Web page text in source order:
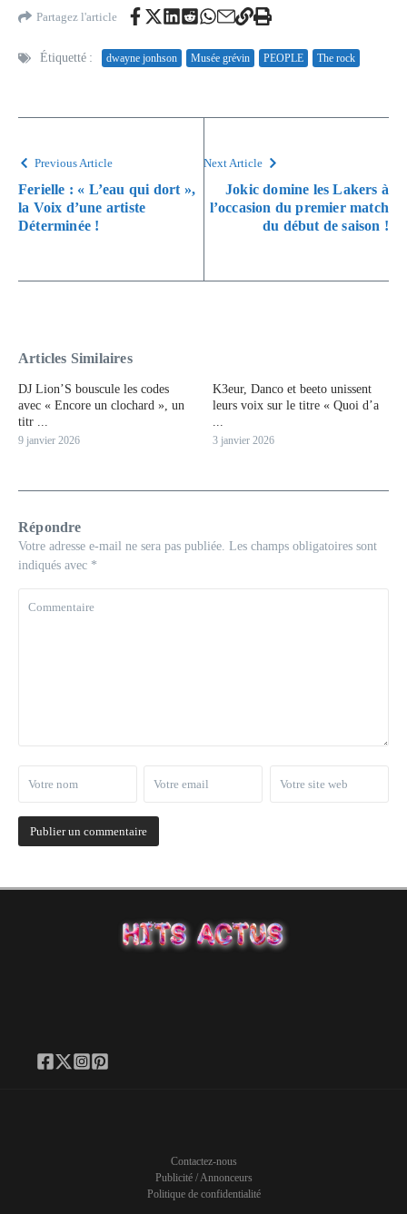
Partagez l'article
Étiquetté : dwayne jonhson Musée grévin PEOPLE The rock
Previous Article
Ferielle : « L’eau qui dort »,
la Voix d’une artiste
Déterminée !
Next Article
Jokic domine les Lakers à
l’occasion du premier match
du début de saison !
Articles Similaires
DJ Lion’S bouscule les codes
avec « Encore un clochard », un
titr ...
9 janvier 2026
K3eur, Danco et beeto unissent
leurs voix sur le titre « Quoi d’a
...
3 janvier 2026
Répondre
Votre adresse e-mail ne sera pas publiée. Les champs obligatoires sont
indiqués avec *
Contactez-nous
Publicité / Annonceurs
Politique de confidentialité